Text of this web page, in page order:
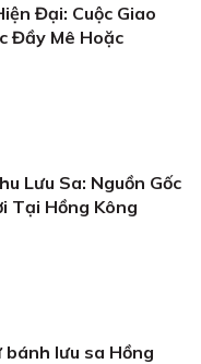
Đại: Cuộc Giao
Đầy Mê Hoặc
Lưu Sa: Nguồn Gốc
Tại Hồng Kông
bánh lưu sa Hồng